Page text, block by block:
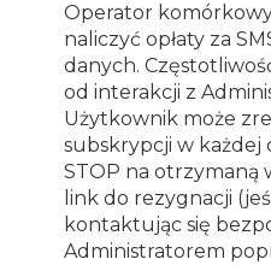
Operator
naliczyć opłaty za
danych.
od interakcji z
Użytkownik może
subskrypcji w każdej
STOP na otrzymaną
link do rezygnacji
kontaktując się
Administratorem